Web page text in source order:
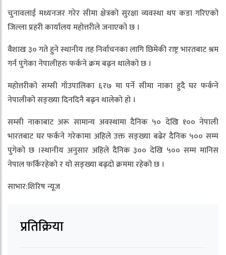
चुनावलाई मध्यनजर गरेर सीमा क्षेत्रको सुरक्षा व्यवस्था थप कडा गरिएको
जिल्ला प्रहरी कार्यालय महोत्तरीले जनाएको छ ।
वैशाख ३० गते हुने स्थानीय तह निर्वाचनका लागि छिमेकी राष्ट्र भारतबाट श्रम
गर्न पुगेका नेपालीहरु फर्कने क्रम बढ्न थालेको छ ।
महोत्तरीको सम्सी गाँउपालिका ६र७ मा पर्ने सीमा नाका हुदै घर फर्कने
नेपालीको सङ्ख्या दिनदिनै बढ्न थालेको हो ।
सम्सी नाकाबाट अरू सामान्य अवस्थामा दैनिक ५० देखि १०० नेपाली
भारतबाट घर फर्कने गरेकामा अहिले उक्त सङ्ख्या बढेर दैनिक ५०० सम्म
पुगेको छ ।स्थानीय अनुसार अहिले दैनिक ३०० देखि ५०० सम्म मानिस
नेपाल फर्किरहेको र यो सङ्ख्या बढ्दो क्रममा रहेको छ ।
साभार:शिरिष न्यूज
प्रतिक्रिया